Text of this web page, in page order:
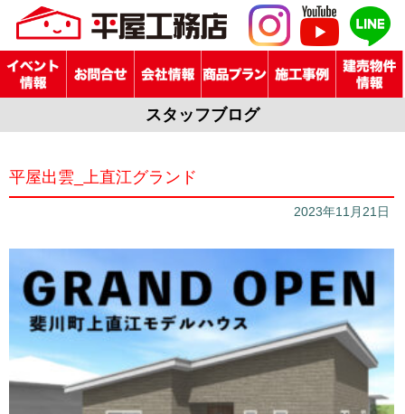
スタッフブログ
平屋出雲_上直江グランド
2023年11月21日